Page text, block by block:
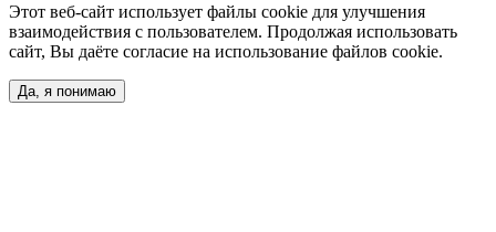
Этот веб-сайт использует файлы cookie для улучшения
взаимодействия с пользователем. Продолжая использовать
сайт, Вы даёте согласие на использование файлов cookie.
Да, я понимаю